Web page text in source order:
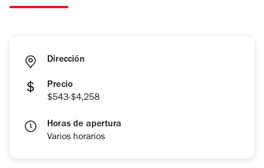
Dirección
Precio
$543-$4,258
Horas de apertura
Varios horarios